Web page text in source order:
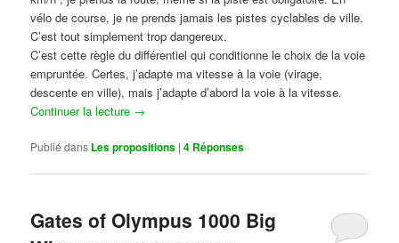
vélo de course, je ne prends jamais les pistes cyclables de ville.
C’est tout simplement trop dangereux.
C’est cette règle du différentiel qui conditionne le choix de la voie
empruntée. Certes, j’adapte ma vitesse à la voie (virage,
descente en ville), mais j’adapte d’abord la voie à la vitesse.
Continuer la lecture →
Publié dans Les propositions |4 Réponses
Gates of Olympus 1000 Big